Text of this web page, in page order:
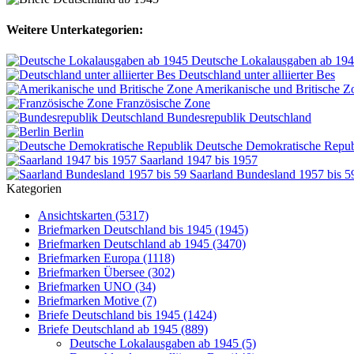
Weitere Unterkategorien:
Deutsche Lokalausgaben ab
Deutschland unter alliierter Bes
Amerikanische und Britische
Französische Zone
Bundesrepublik Deutschland
Berlin
Deutsche Demokratische
Saarland 1947 bis 1957
Saarland Bundesland 1957 bis
Kategorien
Ansichtskarten (5317)
Briefmarken Deutschland bis 1945 (1945)
Briefmarken Deutschland ab 1945 (3470)
Briefmarken Europa (1118)
Briefmarken Übersee (302)
Briefmarken UNO (34)
Briefmarken Motive (7)
Briefe Deutschland bis 1945 (1424)
Briefe Deutschland ab 1945 (889)
Deutsche Lokalausgaben ab 1945 (5)